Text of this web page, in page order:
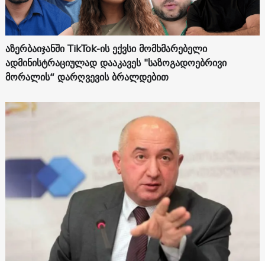
აზერბაიჯანში TikTok-ის ექვსი მომხმარებელი
ადმინისტრაციულად დააკავეს "საზოგადოებრივი
მორალის“ დარღვევის ბრალდებით